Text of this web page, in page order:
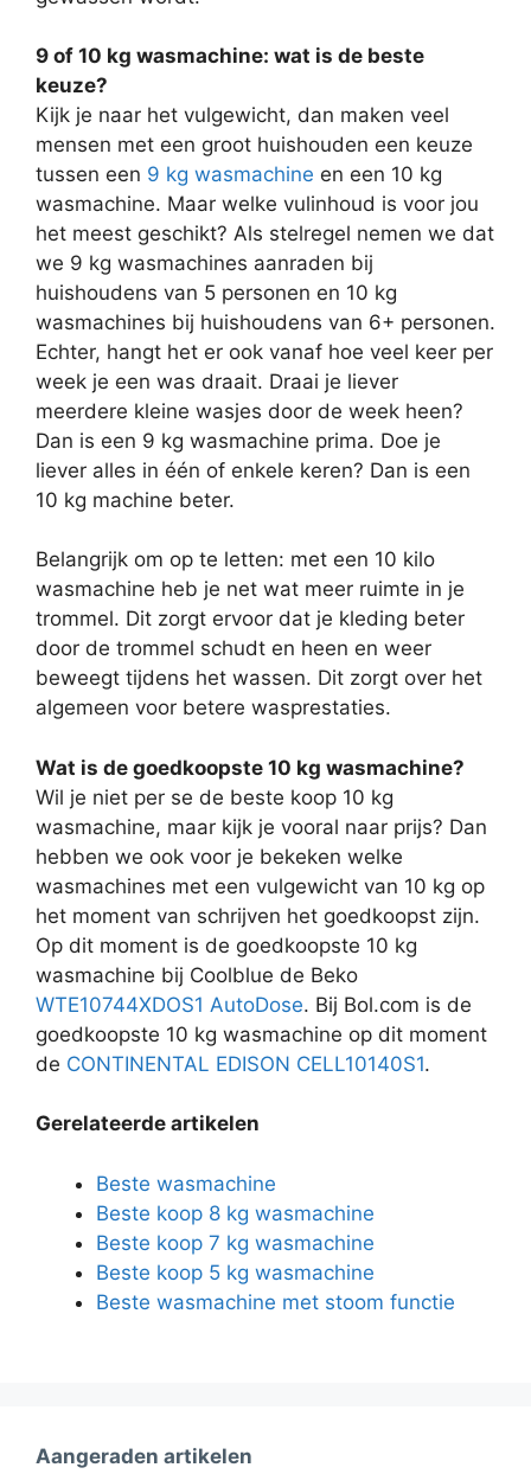
9 of 10 kg wasmachine: wat is de beste
keuze?
Kijk je naar het vulgewicht, dan maken veel
mensen met een groot huishouden een keuze
tussen een 9 kg wasmachine en een 10 kg
wasmachine. Maar welke vulinhoud is voor jou
het meest geschikt? Als stelregel nemen we dat
we 9 kg wasmachines aanraden bij
huishoudens van 5 personen en 10 kg
wasmachines bij huishoudens van 6+ personen.
Echter, hangt het er ook vanaf hoe veel keer per
week je een was draait. Draai je liever
meerdere kleine wasjes door de week heen?
Dan is een 9 kg wasmachine prima. Doe je
liever alles in één of enkele keren? Dan is een
10 kg machine beter.
Belangrijk om op te letten: met een 10 kilo
wasmachine heb je net wat meer ruimte in je
trommel. Dit zorgt ervoor dat je kleding beter
door de trommel schudt en heen en weer
beweegt tijdens het wassen. Dit zorgt over het
algemeen voor betere wasprestaties.
Wat is de goedkoopste 10 kg wasmachine?
Wil je niet per se de beste koop 10 kg
wasmachine, maar kijk je vooral naar prijs? Dan
hebben we ook voor je bekeken welke
wasmachines met een vulgewicht van 10 kg op
het moment van schrijven het goedkoopst zijn.
Op dit moment is de goedkoopste 10 kg
wasmachine bij Coolblue de Beko
WTE10744XDOS1 AutoDose. Bij Bol.com is de
goedkoopste 10 kg wasmachine op dit moment
de CONTINENTAL EDISON CELL10140S1.
Gerelateerde artikelen
Beste wasmachine
Beste koop 8 kg wasmachine
Beste koop 7 kg wasmachine
Beste koop 5 kg wasmachine
Beste wasmachine met stoom functie
Aangeraden artikelen